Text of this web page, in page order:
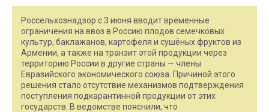
Россельхознадзор с 3 июня вводит временные
ограничения на ввоз в Россию плодов семечковых
культур, баклажанов, картофеля и сушёных фруктов из
Армении, а также на транзит этой продукции через
территорию России в другие страны — члены
Евразийского экономического союза. Причиной этого
решения стало отсутствие механизмов подтверждения
поступления подкарантинной продукции от этих
государств. В ведомстве пояснили, что